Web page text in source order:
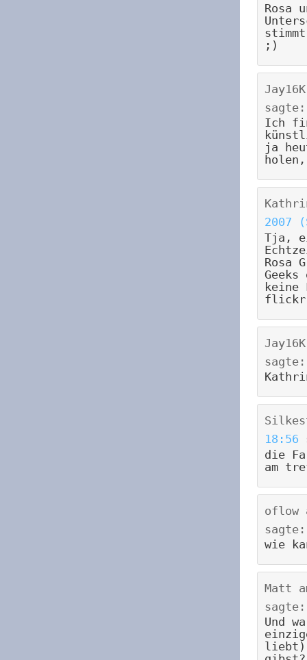
Rosa
;)
Jay16K
sagte:
Ich
ja
2007
Tja,
Rosa
keine
flickr
Jay16K
sagte:
18:56
die
am
oflow
sagte:
wie
Matt
sagte:
Und
liebt)